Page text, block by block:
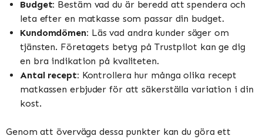
Budget: Bestäm vad du är beredd att spendera och
leta efter en matkasse som passar din budget.
Kundomdömen: Läs vad andra kunder säger om
tjänsten. Företagets betyg på Trustpilot kan ge dig
en bra indikation på kvaliteten.
Antal recept: Kontrollera hur många olika recept
matkassen erbjuder för att säkerställa variation i din
kost.
Genom att överväga dessa punkter kan du göra ett